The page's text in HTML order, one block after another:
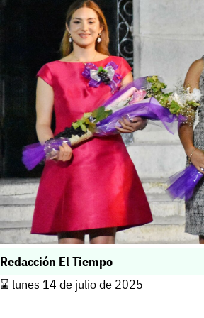
Redacción El Tiempo
⌛️ lunes 14 de julio de 2025